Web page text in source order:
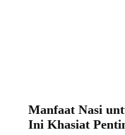
Manfaat Nasi
Ini Khasiat